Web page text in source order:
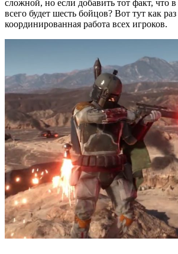
сложной, но если добавить тот факт, что
всего будет шесть бойцов? Вот тут как
координированная работа всех игроков.